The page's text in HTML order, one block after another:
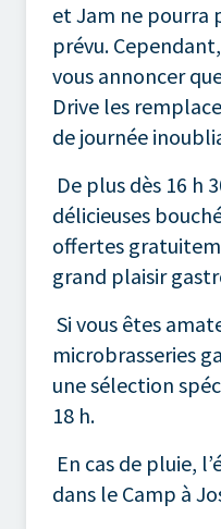
et Jam ne pourra
prévu.
vous annoncer
Drive les
de journée
De plus dès 16 h
délicieuses
offertes
grand plaisir
Si vous êtes
microbrasseries
une sélection
18 h.
En cas de pluie,
dans le Camp à